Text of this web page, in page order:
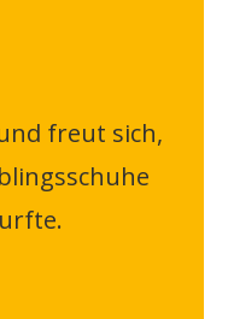
freut sich,